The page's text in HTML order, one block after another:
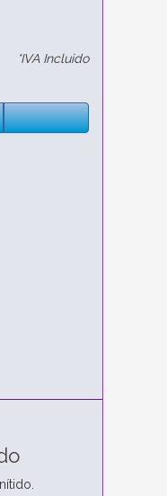
*IVA Incluido